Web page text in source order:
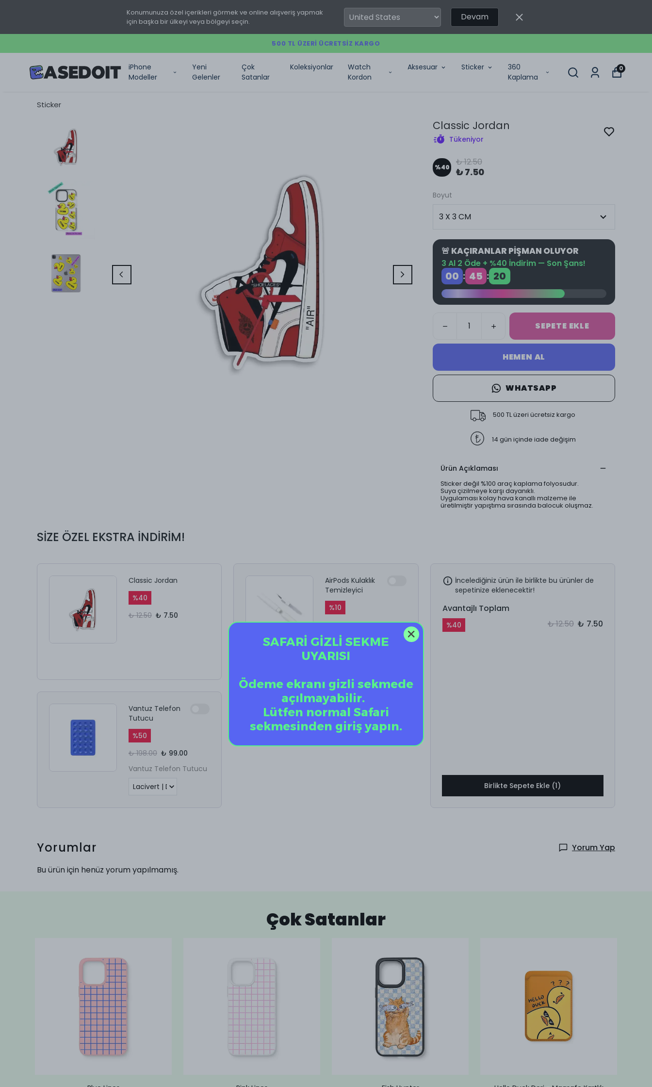
Konumunuza özel içerikleri görmek ve online alışveriş yapmak
için başka bir ülkeyi veya bölgeyi seçin.
Devam
500 TL ÜZERI ÜCRETSIZ KARGO
iPhone
Modeller
Yeni
Gelenler
Çok
Satanlar
Koleksiyonlar
Watch
Kordon
Aksesuar Sticker
360
Kaplama
0
Sticker
Classic Jordan
Tükeniyor
%40 ₺ 12.50
₺ 7.50
Boyut
🚨 KAÇIRANLAR PİŞMAN OLUYOR
3 Al 2 Öde + %40 İndirim — Son Şans!
00 : 45 : 19
SEPETE EKLE
HEMEN AL
WHATSAPP
500 TL üzeri ücretsiz kargo
14 gün içinde iade değişim
Ürün Açıklaması
Sticker değil %100 araç kaplama folyosudur.
Suya çizilmeye karşı dayanıklı.
Uygulaması kolay hava kanallı malzeme ile
üretilmiştir yapıştıma sırasında balocuk oluşmaz.
SİZE ÖZEL EKSTRA İNDİRİM!
Classic Jordan
%40
₺ 12.50 ₺ 7.50
AirPods Kulaklık
Temizleyici
%10
₺ 199.90 ₺ 179.91
Vantuz Telefon
Tutucu
%50
₺ 198.00 ₺ 99.00
Vantuz Telefon Tutucu
İncelediğiniz ürün ile birlikte bu ürünler de
sepetinize eklenecektir!
Avantajlı Toplam
%40 ₺ 12.50 ₺ 7.50
Birlikte Sepete Ekle (1)
Yorumlar
Yorum Yap
Bu ürün için henüz yorum yapılmamış.
Çok Satanlar
SAFARİ GİZLİ SEKME
UYARISI
Ödeme ekranı gizli sekmede
açılmayabilir.
Lütfen normal Safari
sekmesinden giriş yapın.